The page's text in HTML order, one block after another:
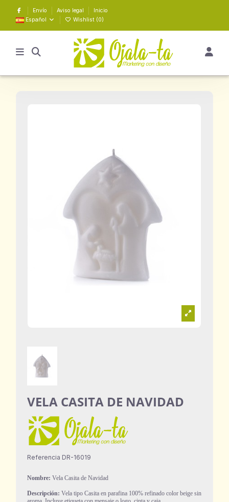
Envío Aviso legal
Inicio
Español
Wishlist (0)
VELA CASITA DE NAVIDAD
Referencia DR-16019
Nombre: Vela Casita de Navidad
Descripción: Vela tipo Casita en parafina 100% refinado color beige sin